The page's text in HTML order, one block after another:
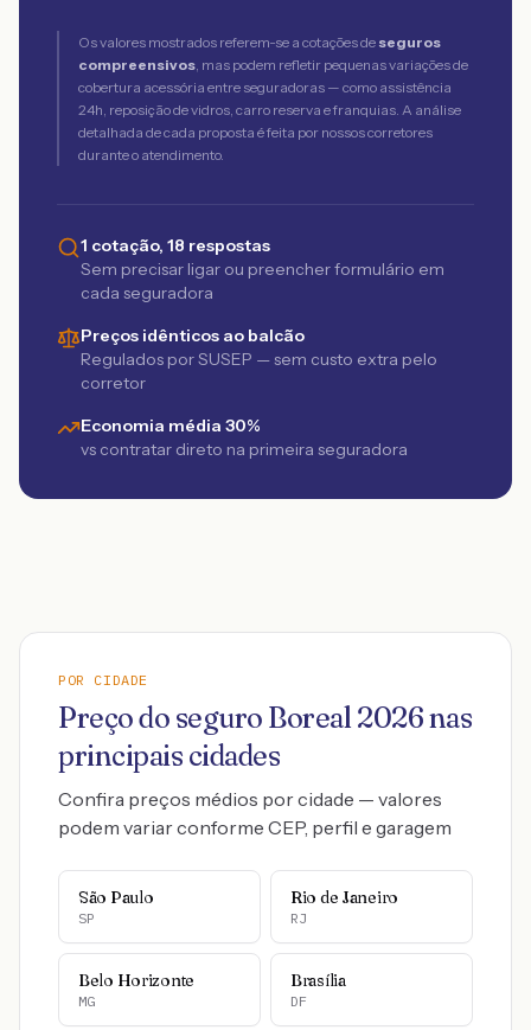
Os valores mostrados referem-se a cotações de seguros
compreensivos, mas podem refletir pequenas variações de
cobertura acessória entre seguradoras — como assistência
24h, reposição de vidros, carro reserva e franquias. A análise
detalhada de cada proposta é feita por nossos corretores
durante o atendimento.
1 cotação, 18 respostas
Sem precisar ligar ou preencher formulário em
cada seguradora
Preços idênticos ao balcão
Regulados por SUSEP — sem custo extra pelo
corretor
Economia média 30%
vs contratar direto na primeira seguradora
POR CIDADE
Preço do seguro Boreal2026nas
principais cidades
Confira preços médios por cidade — valores
podem variar conforme CEP, perfil e garagem
São Paulo
SP
Rio de Janeiro
RJ
Belo Horizonte
MG
Brasília
DF